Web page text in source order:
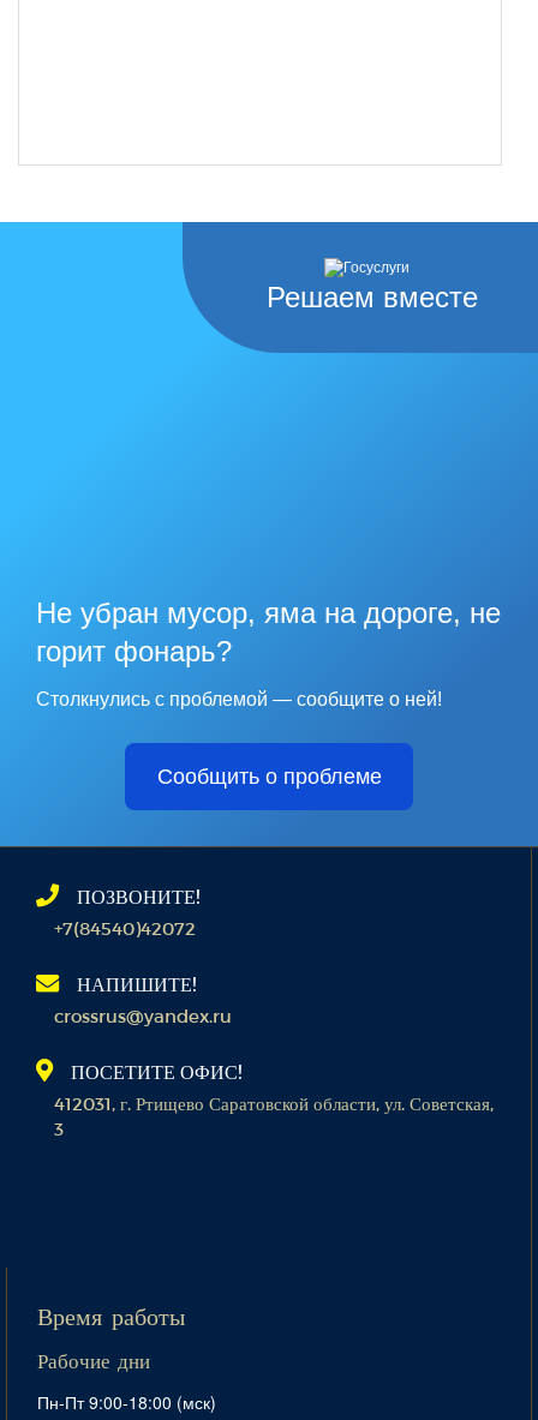
Решаем вместе
Не убран мусор, яма на дороге, не
горит фонарь?
Столкнулись с проблемой — сообщите о ней!
Сообщить о проблеме
ПОЗВОНИТЕ!
+7(84540)42072
НАПИШИТЕ!
crossrus@yandex.ru
ПОСЕТИТЕ ОФИС!
412031, г. Ртищево Саратовской области, ул. Советская,
3
Время работы
Рабочие дни
Пн-Пт 9:00-18:00 (мск)